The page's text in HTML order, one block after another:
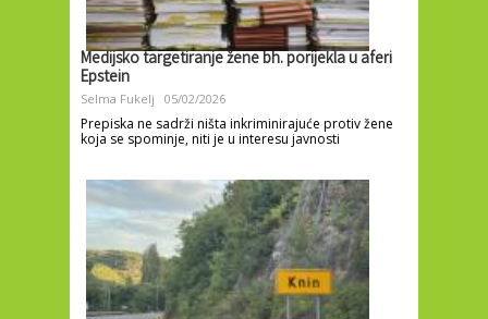
Medijsko targetiranje žene bh. porijekla u aferi
Epstein
Selma Fukelj 05/02/2026
Prepiska ne sadrži ništa inkriminirajuće protiv žene
koja se spominje, niti je u interesu javnosti